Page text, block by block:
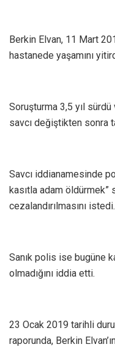
Berkin Elvan, 11 Mart
hastanede yaşamını
Soruşturma 3,5 yıl
savcı değiştikten sonra
Savcı iddianamesinde
kasıtla adam
cezalandırılmasını istedi.
Sanık polis ise bugüne
olmadığını iddia etti.
23 Ocak 2019 tarihli
raporunda, Berkin